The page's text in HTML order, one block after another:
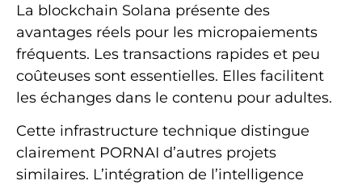
La blockchain Solana présente des
avantages réels pour les micropaiements
fréquents. Les transactions rapides et peu
coûteuses sont essentielles. Elles facilitent
les échanges dans le contenu pour adultes.
Cette infrastructure technique distingue
clairement PORNAI d’autres projets
similaires. L’intégration de l’intelligence